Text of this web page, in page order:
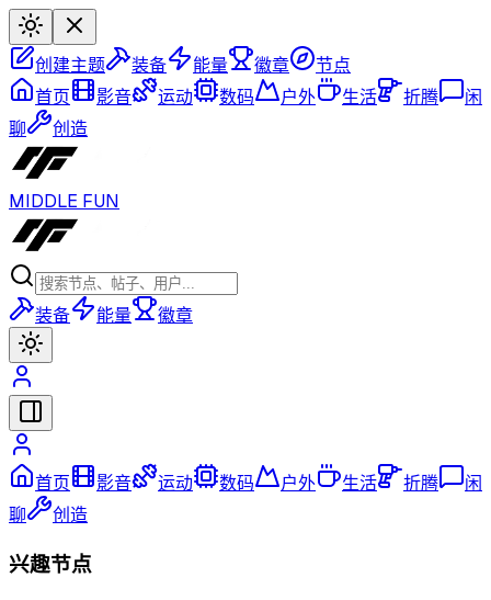
创建主题 装备 能量 徽章
节点
首页
影音 运动 数码 户外 生活 折腾
闲
聊
创造
MIDDLE FUN
装备 能量 徽章
首页 影音 运动 数码 户外 生活 折腾
闲
聊
创造
兴趣节点